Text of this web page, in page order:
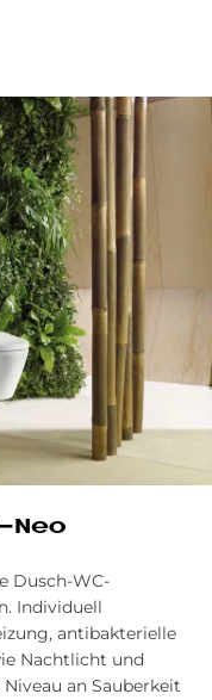
Neo
Dusch-WC-
Individuell
antibakterielle
Nachtlicht und
an Sauberkeit